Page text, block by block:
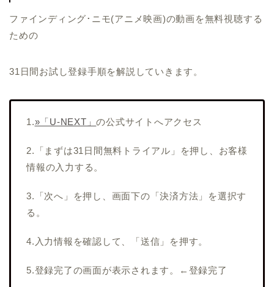
ファインディング･ニモ(アニメ映画)の動画を無料視聴する
ための
31日間お試し登録手順を解説していきます。
1.»「U-NEXT」の公式サイトへアクセス
2.「まずは31日間無料トライアル」を押し、お客様
情報の入力する。
3.「次へ」を押し、画面下の「決済方法」を選択す
る。
4.入力情報を確認して、「送信」を押す。
5.登録完了の画面が表示されます。←登録完了